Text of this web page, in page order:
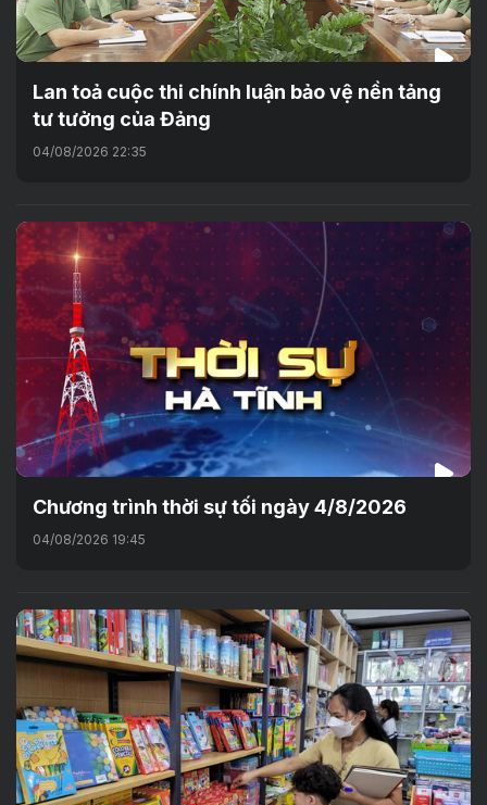
Lan toả cuộc thi chính luận bảo vệ nền tảng
tư tưởng của Đảng
04/08/2026 22:35
Chương trình thời sự tối ngày 4/8/2026
04/08/2026 19:45